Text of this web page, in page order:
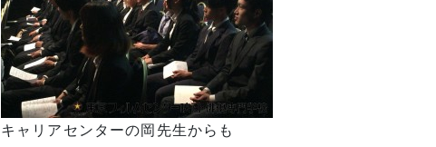
キャリアセンターの岡先生からも